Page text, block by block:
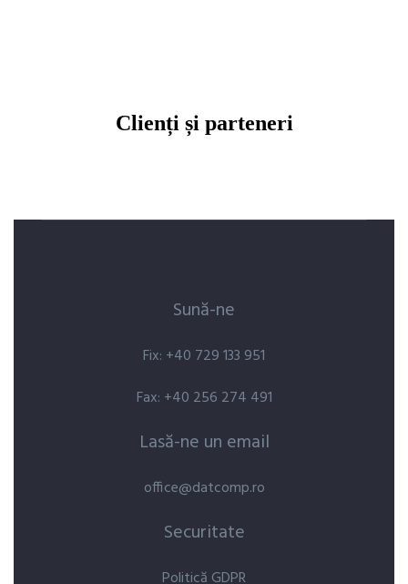
Clienți și parteneri
Sună-ne
Fix: +40 729 133 951
Fax: +40 256 274 491
Lasă-ne un email
office@datcomp.ro
Securitate
Politică GDPR